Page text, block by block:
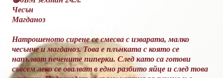
Чесън
Магданоз
Натрошеното сирене се смесва с изварата, малко
чесънче и магданоз. Това е плънката с която се
напълват печените пиперки. След като са готови
съвсем леко се овалват в едно разбито яйце и след това